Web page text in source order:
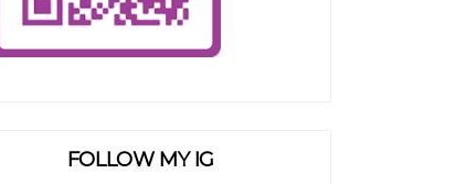
FOLLOW MY IG